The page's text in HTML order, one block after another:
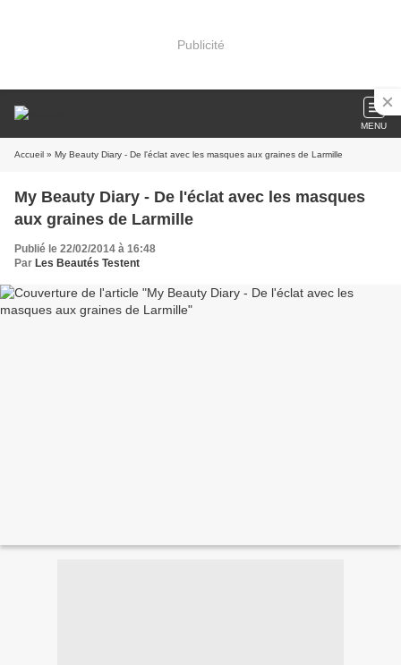
Publicité
MENU
Accueil » My Beauty Diary - De l'éclat avec les masques aux graines de Larmille
My Beauty Diary - De l'éclat avec les masques
aux graines de Larmille
Publié le 22/02/2014 à 16:48
Par Les Beautés Testent